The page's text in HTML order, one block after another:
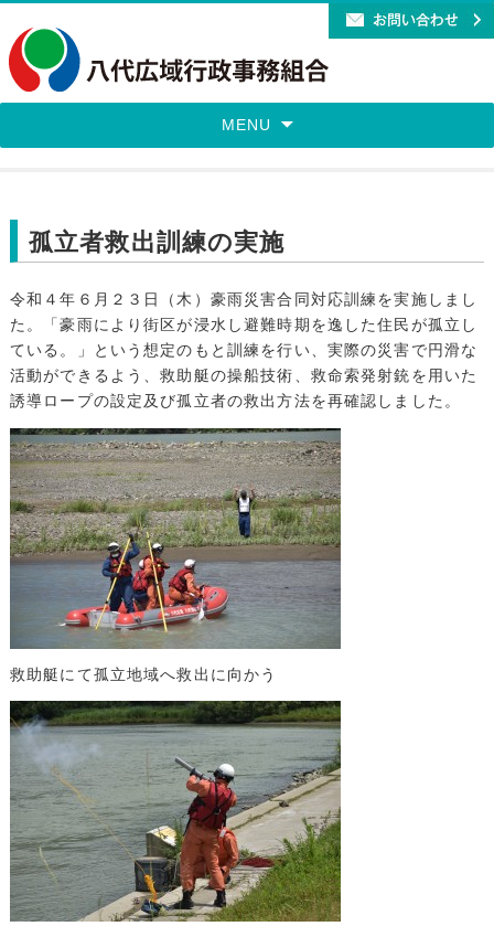
MENU
孤立者救出訓練の実施
令和４年６月２３日（木）豪雨災害合同対応訓練を実施しまし
た。「豪雨により街区が浸水し避難時期を逸した住民が孤立し
ている。」という想定のもと訓練を行い、実際の災害で円滑な
活動ができるよう、救助艇の操船技術、救命索発射銃を用いた
誘導ロープの設定及び孤立者の救出方法を再確認しました。
救助艇にて孤立地域へ救出に向かう